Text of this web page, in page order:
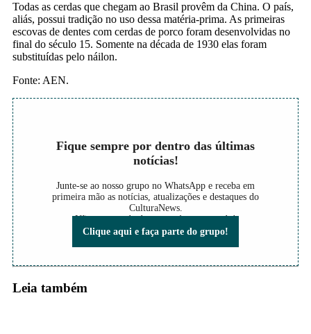
Todas as cerdas que chegam ao Brasil provêm da China. O país,
aliás, possui tradição no uso dessa matéria-prima. As primeiras
escovas de dentes com cerdas de porco foram desenvolvidas no
final do século 15. Somente na década de 1930 elas foram
substituídas pelo náilon.
Fonte: AEN.
Fique sempre por dentro das últimas
notícias!
Junte-se ao nosso grupo no WhatsApp e receba em
primeira mão as notícias, atualizações e destaques do
CulturaNews.
Não perca nada do que está acontecendo!
Clique aqui e faça parte do grupo!
Leia também